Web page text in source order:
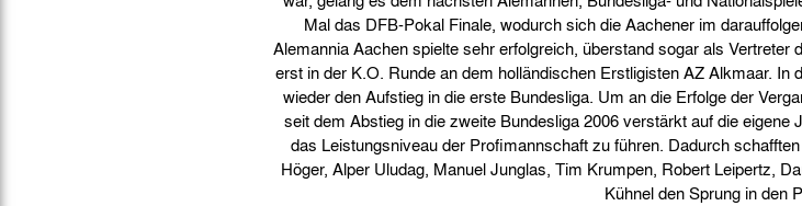
Mal das DFB-Pokal Finale, wodurch sich die Aachener im
Alemannia Aachen spielte sehr erfolgreich, überstand sogar als
erst in der K.O. Runde an dem holländischen Erstligisten AZ Alkmaar.
wieder den Aufstieg in die erste Bundesliga. Um an die Erfolge der
seit dem Abstieg in die zweite Bundesliga 2006 verstärkt auf die
das Leistungsniveau der Profimannschaft zu führen. Dadurch
Höger, Alper Uludag, Manuel Junglas, Tim Krumpen, Robert Leipertz,
Kühnel den Sprung in den